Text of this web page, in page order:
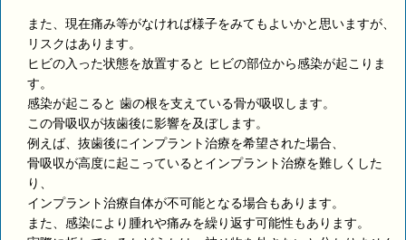
また、現在痛み等がなければ様子をみてもよいかと思いますが、
リスクはあります。
ヒビの入った状態を放置すると ヒビの部位から感染が起こりま
す。
感染が起こると 歯の根を支えている骨が吸収します。
この骨吸収が抜歯後に影響を及ぼします。
例えば、抜歯後にインプラント治療を希望された場合、
骨吸収が高度に起こっているとインプラント治療を難しくした
り、
インプラント治療自体が不可能となる場合もあります。
また、感染により腫れや痛みを繰り返す可能性もあります。